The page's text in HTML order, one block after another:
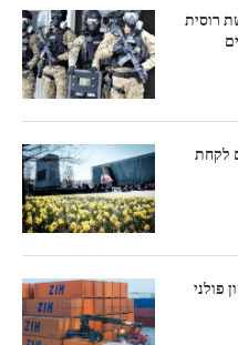
רוסית
לקחת
פולני